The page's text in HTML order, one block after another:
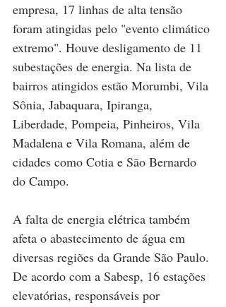
empresa, 17 linhas de alta tensão
foram atingidas pelo "evento climático
extremo". Houve desligamento de 11
subestações de energia. Na lista de
bairros atingidos estão Morumbi, Vila
Sônia, Jabaquara, Ipiranga,
Liberdade, Pompeia, Pinheiros, Vila
Madalena e Vila Romana, além de
cidades como Cotia e São Bernardo
do Campo.
A falta de energia elétrica também
afeta o abastecimento de água em
diversas regiões da Grande São Paulo.
De acordo com a Sabesp, 16 estações
elevatórias, responsáveis por